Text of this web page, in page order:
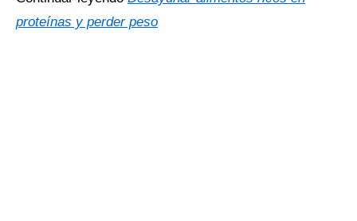
proteínas y perder peso